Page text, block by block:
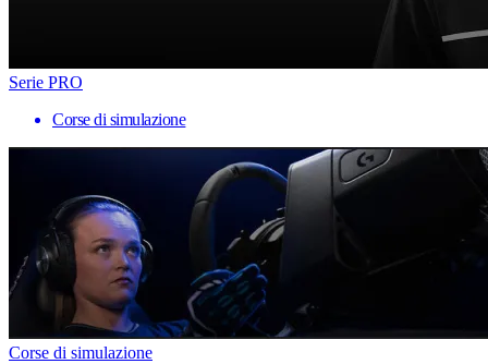
Serie PRO
Corse di simulazione
Corse di simulazione